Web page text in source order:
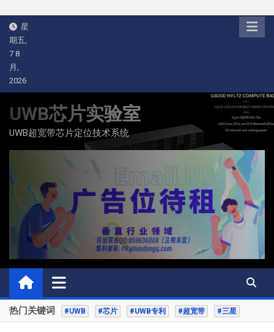
Skip
content
星
期五,
7 8
月,
2026
UWB芯片实验室
UWB超宽带芯片定位技术系统
热门关键词 #UWB #芯片 #UWB专利 #超宽带 #三星